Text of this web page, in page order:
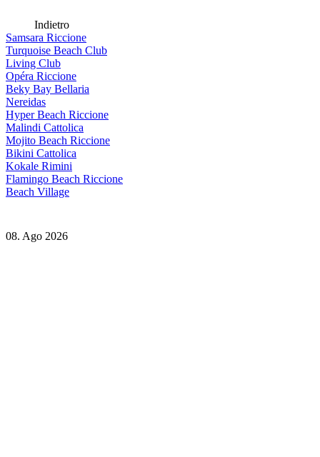
Indietro
Samsara Riccione
Turquoise Beach Club
Living Club
Opéra Riccione
Beky Bay Bellaria
Nereidas
Hyper Beach Riccione
Malindi Cattolica
Mojito Beach Riccione
Bikini Cattolica
Kokale Rimini
Flamingo Beach Riccione
Beach Village
08. Ago 2026